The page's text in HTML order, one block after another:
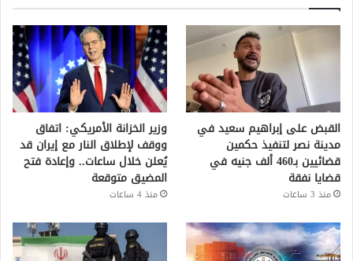
القبض على إبراهيم سعيد في
مدينة نصر لتنفيذ حكمين
قضائيين بـ460 ألف جنيه في
قضايا نفقة
منذ 3 ساعات
وزير الخزانة الأمريكي: اتفاق
ووقف لإطلاق النار مع إيران قد
يُعلن خلال ساعات.. وإعادة فتح
المضيق متوقعة
منذ 4 ساعات